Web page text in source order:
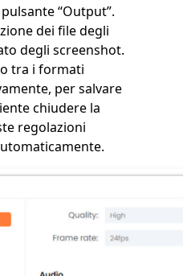
“Output”.
dei file degli
degli screenshot.
tra i formati
per salvare
chiudere la
regolazioni